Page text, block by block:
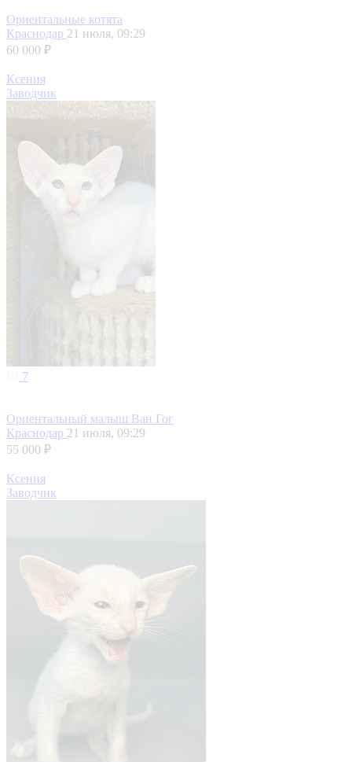
Ориентальные котята
Краснодар 21 июля, 09:29
60 000 ₽
Ксения
Заводчик
7
Ориентальный малыш Ван Гог
Краснодар 21 июля, 09:29
55 000 ₽
Ксения
Заводчик